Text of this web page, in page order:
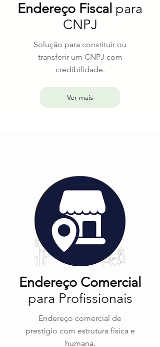
Endereço Fiscal para
CNPJ
Solução para constituir ou
transferir um CNPJ com
credibilidade.
Ver mais
Endereço Comercial
para Profissionais
Endereço comercial de
prestígio com estrutura física e
humana.